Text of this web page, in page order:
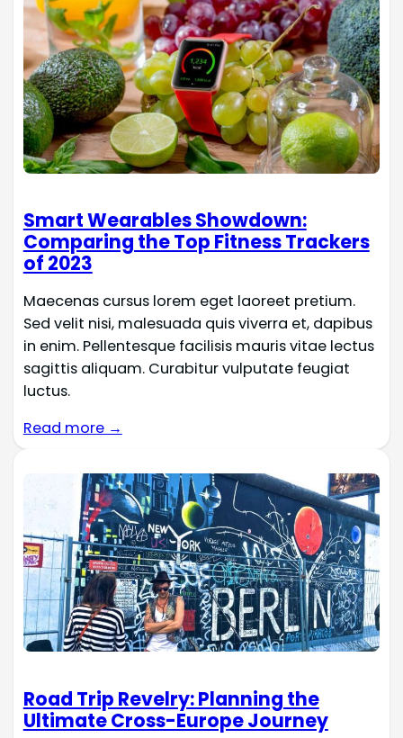
Smart Wearables Showdown:
Comparing the Top Fitness Trackers
of 2023
Maecenas cursus lorem eget laoreet pretium.
Sed velit nisi, malesuada quis viverra et, dapibus
in enim. Pellentesque facilisis mauris vitae lectus
sagittis aliquam. Curabitur vulputate feugiat
luctus.
Read more →
Road Trip Revelry: Planning the
Ultimate Cross-Europe Journey